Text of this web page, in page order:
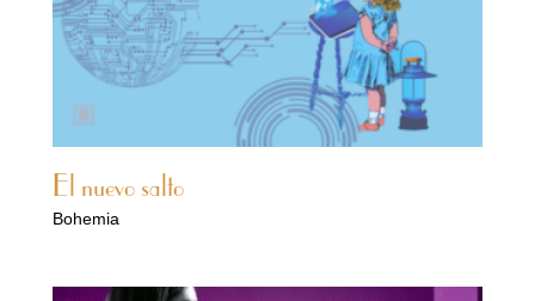
El nuevo salto
Bohemia